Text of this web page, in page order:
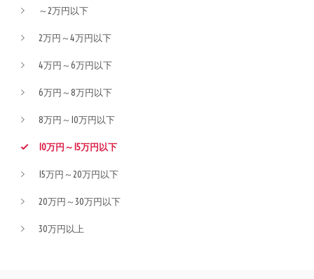
～2万円以下
2万円～4万円以下
4万円～6万円以下
6万円～8万円以下
8万円～10万円以下
10万円～15万円以下
15万円～20万円以下
20万円～30万円以下
30万円以上